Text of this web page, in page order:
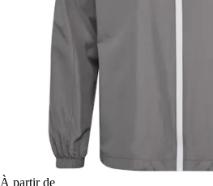
À partir de